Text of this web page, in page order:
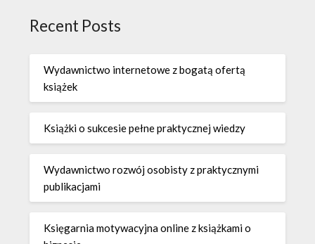
Recent Posts
Wydawnictwo internetowe z bogatą ofertą
książek
Książki o sukcesie pełne praktycznej wiedzy
Wydawnictwo rozwój osobisty z praktycznymi
publikacjami
Księgarnia motywacyjna online z książkami o